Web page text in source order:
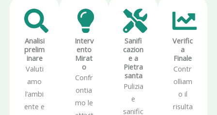
Analisi
prelim
inare
Valuti
amo
l’ambi
ente e
Interv
ento
Mirat
o
Confr
ontia
mo le
Sanifi
cazion
e a
Pietra
santa
Pulizia
e
sanific
Verific
a
Finale
Contr
olliam
o il
risulta